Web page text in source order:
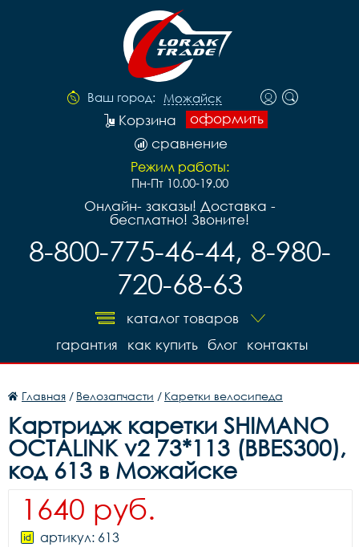
Ваш город: Можайск
оформить
Корзина
сравнение
Режим работы:
Пн-Пт 10.00-19.00
Онлайн- заказы! Доставка -
бесплатно! Звоните!
8-800-775-46-44, 8-980-
720-68-63
каталог товаров
контакты
блог
как купить
гарантия
Главная / Велозапчасти / Каретки велосипеда
Картридж каретки SHIMANO
OCTALINK v2 73*113 (BBES300),
код 613 в Можайске
1640 руб.
артикул: 613